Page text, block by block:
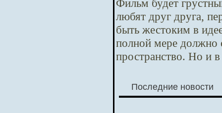
Фильм будет
любят друг друга,
быть жестоким в
полной мере должно
пространство. Но и
Последние новости